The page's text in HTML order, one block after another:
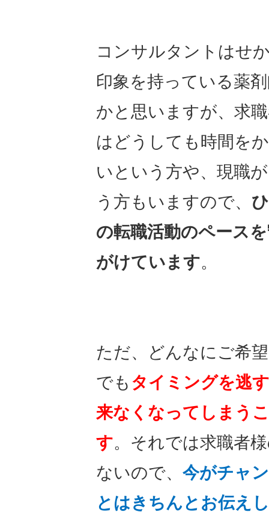
コンサルタントはせ
印象を持っている薬
かと思いますが、求
はどうしても時間を
いという方や、現職
う方もいますので、
の転職活動のペース
がけています。
ただ、どんなにご希
でも タイミングを逃
来なくなってしまう
す。それでは求職者
ないので、 今がチャ
とはきちんとお伝え